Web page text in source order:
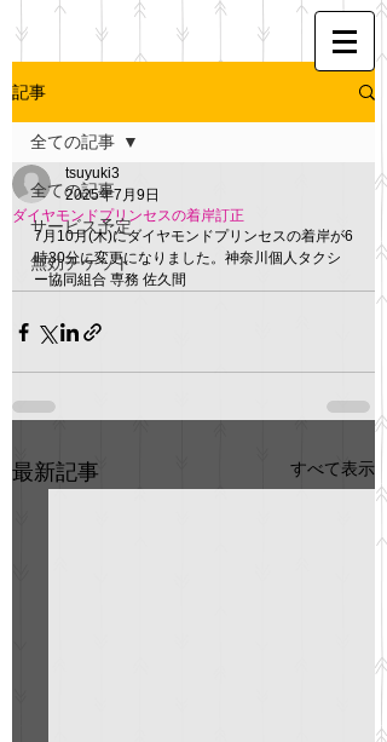
記事
全ての記事
サービス予定
無効チケット
全ての記事
ダイヤモンドプリンセスの着岸訂正
tsuyuki3
2025年7月9日
7月10月(木)にダイヤモンドプリンセスの着岸が6
時30分に変更になりました。神奈川個人タクシ
ー協同組合 専務 佐久間
最新記事 すべて表示